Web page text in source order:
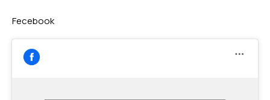
Fecebook